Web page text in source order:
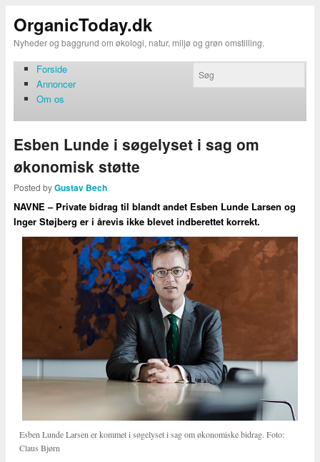
OrganicToday.dk
Nyheder og baggrund om økologi, natur, miljø og grøn omstilling.
Forside
Annoncer
Om os
Esben Lunde i søgelyset i sag om
økonomisk støtte
Posted byGustav Bech
NAVNE – Private bidrag til blandt andet Esben Lunde Larsen og
Inger Støjberg er i årevis ikke blevet indberettet korrekt.
Esben Lunde Larsen er kommet i søgelyset i sag om økonomiske bidrag. Foto:
Claus Bjørn